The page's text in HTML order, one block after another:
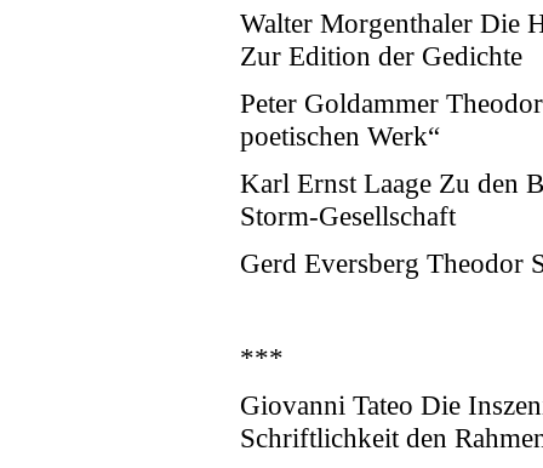
Walter Morgenthaler Die
Zur Edition der Gedichte
Peter Goldammer
poetischen Werk“
Karl Ernst Laage Zu den
Storm-Gesellschaft
Gerd Eversberg Theodor
***
Giovanni Tateo Die
Schriftlichkeit den